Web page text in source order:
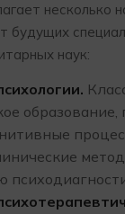
несколько
будущих
наук:
образование,